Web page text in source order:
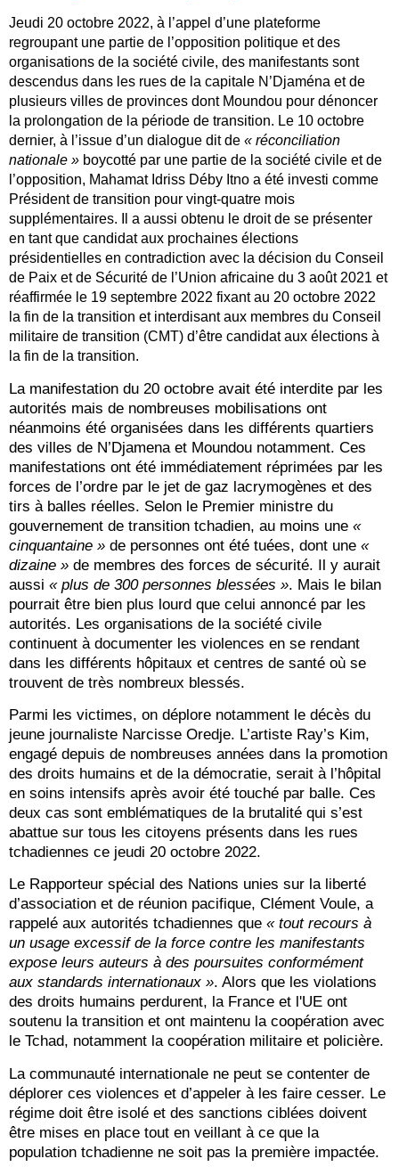
Jeudi 20 octobre 2022, à l’appel d’une plateforme
regroupant une partie de l’opposition politique et des
organisations de la société civile, des manifestants sont
descendus dans les rues de la capitale N’Djaména et de
plusieurs villes de provinces dont Moundou pour dénoncer
la prolongation de la période de transition. Le 10 octobre
dernier, à l’issue d’un dialogue dit de « réconciliation
nationale » boycotté par une partie de la société civile et de
l’opposition, Mahamat Idriss Déby Itno a été investi comme
Président de transition pour vingt-quatre mois
supplémentaires. Il a aussi obtenu le droit de se présenter
en tant que candidat aux prochaines élections
présidentielles en contradiction avec la décision du Conseil
de Paix et de Sécurité de l’Union africaine du 3 août 2021 et
réaffirmée le 19 septembre 2022 fixant au 20 octobre 2022
la fin de la transition et interdisant aux membres du Conseil
militaire de transition (CMT) d’être candidat aux élections à
la fin de la transition.
La manifestation du 20 octobre avait été interdite par les
autorités mais de nombreuses mobilisations ont
néanmoins été organisées dans les différents quartiers
des villes de N’Djamena et Moundou notamment. Ces
manifestations ont été immédiatement réprimées par les
forces de l’ordre par le jet de gaz lacrymogènes et des
tirs à balles réelles. Selon le Premier ministre du
gouvernement de transition tchadien, au moins une «
cinquantaine » de personnes ont été tuées, dont une «
dizaine » de membres des forces de sécurité. Il y aurait
aussi « plus de 300 personnes blessées ». Mais le bilan
pourrait être bien plus lourd que celui annoncé par les
autorités. Les organisations de la société civile
continuent à documenter les violences en se rendant
dans les différents hôpitaux et centres de santé où se
trouvent de très nombreux blessés.
Parmi les victimes, on déplore notamment le décès du
jeune journaliste Narcisse Oredje. L’artiste Ray’s Kim,
engagé depuis de nombreuses années dans la promotion
des droits humains et de la démocratie, serait à l’hôpital
en soins intensifs après avoir été touché par balle. Ces
deux cas sont emblématiques de la brutalité qui s’est
abattue sur tous les citoyens présents dans les rues
tchadiennes ce jeudi 20 octobre 2022.
Le Rapporteur spécial des Nations unies sur la liberté
d’association et de réunion pacifique, Clément Voule, a
rappelé aux autorités tchadiennes que « tout recours à
un usage excessif de la force contre les manifestants
expose leurs auteurs à des poursuites conformément
aux standards internationaux ». Alors que les violations
des droits humains perdurent, la France et l'UE ont
soutenu la transition et ont maintenu la coopération avec
le Tchad, notamment la coopération militaire et policière.
La communauté internationale ne peut se contenter de
déplorer ces violences et d’appeler à les faire cesser. Le
régime doit être isolé et des sanctions ciblées doivent
être mises en place tout en veillant à ce que la
population tchadienne ne soit pas la première impactée.